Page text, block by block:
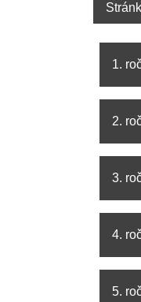
1.
2.
3.
4.
5.